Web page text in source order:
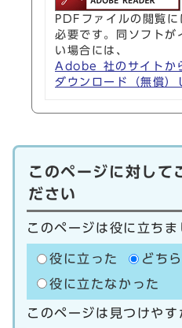
PDFファイルの閲覧
必要です。同ソフトが
い場合には、
Adobe 社のサイト
ダウンロード（無償）
このページに対して
ださい
このページは役に立ちま
役に立った
どち
役に立たなかった
このページは見つけやす